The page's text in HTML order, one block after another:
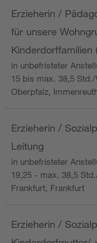
Erzieherin /
für unsere
Kinderdorffamilien
in unbefristeter
15 bis max. 38,5
Oberpfalz,
Erzieherin /
Leitung
in unbefristeter
19,25 - max. 38,5
Frankfurt, Frankfurt
Erzieherin /